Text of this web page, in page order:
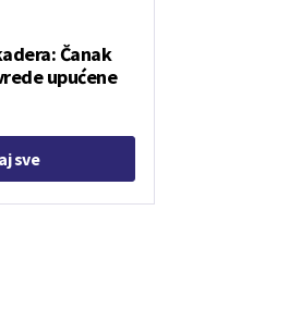
Čanak
upućene
sve